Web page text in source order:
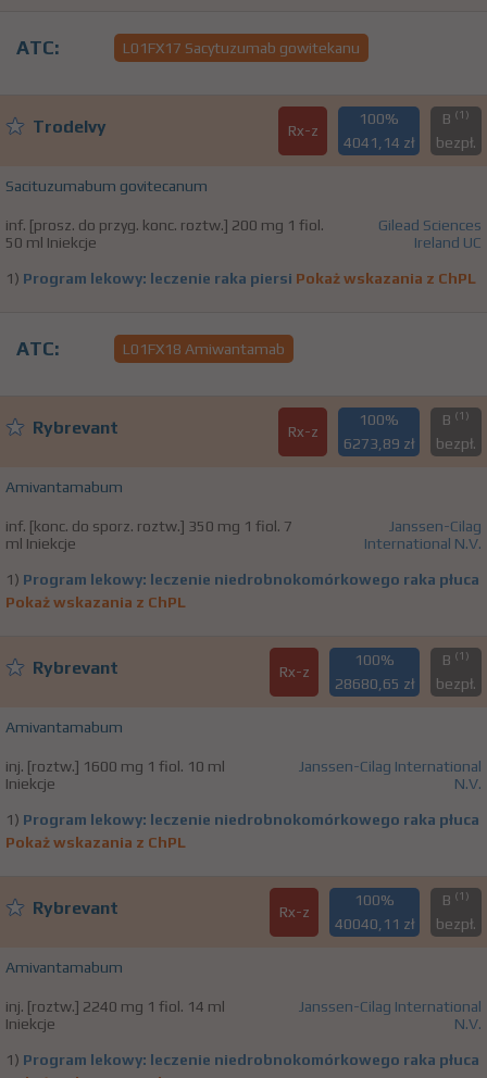
ATC: L01FX17 Sacytuzumab gowitekanu
Trodelvy Rx-z
100%
4041,14 zł
B (1)
bezpł.
Sacituzumabum govitecanum
inf. [prosz. do przyg. konc. roztw.] 200 mg 1 fiol.
50 ml Iniekcje
Gilead Sciences
Ireland UC
1) Program lekowy: leczenie raka piersi Pokaż wskazania z ChPL
ATC: L01FX18 Amiwantamab
Rybrevant Rx-z
100%
6273,89 zł
B (1)
bezpł.
Amivantamabum
inf. [konc. do sporz. roztw.] 350 mg 1 fiol. 7
ml Iniekcje
Janssen-Cilag
International N.V.
1) Program lekowy: leczenie niedrobnokomórkowego raka płuca
Pokaż wskazania z ChPL
Rybrevant Rx-z
100%
28680,65 zł
B (1)
bezpł.
Amivantamabum
inj. [roztw.] 1600 mg 1 fiol. 10 ml
Iniekcje
Janssen-Cilag International
N.V.
1) Program lekowy: leczenie niedrobnokomórkowego raka płuca
Pokaż wskazania z ChPL
Rybrevant Rx-z
100%
40040,11 zł
B (1)
bezpł.
Amivantamabum
inj. [roztw.] 2240 mg 1 fiol. 14 ml
Iniekcje
Janssen-Cilag International
N.V.
1) Program lekowy: leczenie niedrobnokomórkowego raka płuca